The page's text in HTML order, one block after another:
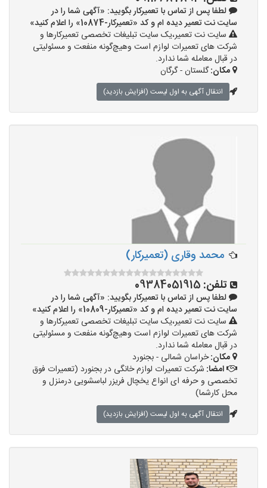
لطفا پس از تماس با تعمیرکار بگویید: «آگهی شما را در
سایت نت تعمیر دیده ام و کد «تعمیرکار-10874» را اعلام کنید»
سایت نت تعمیر،یک سایت تبلیغات تخصصی تعمیرکارها و
شرکت های تعمیرات لوازم است وهیچ‌گونه منفعت و مسئولیتی
در قبال معامله شما ندارد.
مکان:گلستان - گرگان
انتقال آگهی به اول لیست (افزایش بازدید)
محمد وقاری (تعمیرکار)
تلفن: 09384051915
لطفا پس از تماس با تعمیرکار بگویید: «آگهی شما را در
سایت نت تعمیر دیده ام و کد «تعمیرکار-10809» را اعلام کنید»
سایت نت تعمیر،یک سایت تبلیغات تخصصی تعمیرکارها و
شرکت های تعمیرات لوازم است وهیچ‌گونه منفعت و مسئولیتی
در قبال معامله شما ندارد.
مکان:خراسان شمالی - بجنورد
امضا: شرکت تعمیرات لوازم خانگی در بجنورد (تعمیرات فوق
تخصصی و حرفه ای انواع یخچال فریزر لباسشویی درمنزل و
محل کارشما)
انتقال آگهی به اول لیست (افزایش بازدید)